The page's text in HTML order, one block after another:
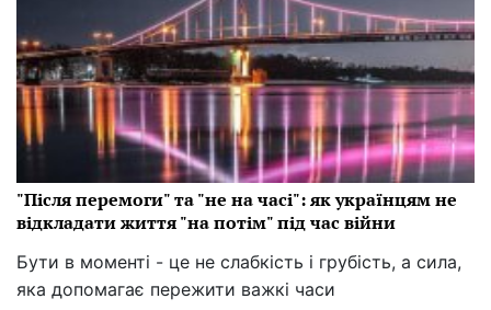
"Після перемоги" та "не на часі": як українцям не
відкладати життя "на потім" під час війни
Бути в моменті - це не слабкість і грубість, а сила,
яка допомагає пережити важкі часи